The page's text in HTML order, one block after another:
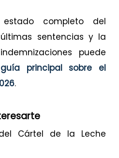
completo del
sentencias y la
puede
guía principal sobre el
.
Cártel de la Leche